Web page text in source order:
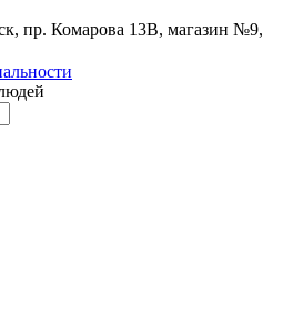
пр. Комарова 13В, магазин №9,